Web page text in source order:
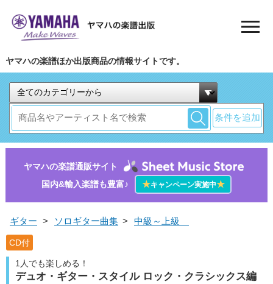
ヤマハの楽譜ほか出版商品の情報サイトです。
条件を追加
ヤマハの楽譜通販サイト
国内&輸入楽譜も豊富♪
★キャンペーン実施中★
ギター > ソロギター曲集 > 中級～上級
CD付
1人でも楽しめる！
デュオ・ギター・スタイル ロック・クラシックス編